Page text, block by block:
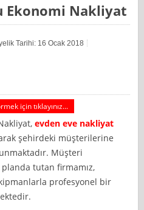
Ekonomi Nakliyat
Tarihi: 16 Ocak 2018
için tıklayınız...
evden eve nakliyat
şehirdeki müşterilerine
Müşteri
tutan firmamız,
profesyonel bir